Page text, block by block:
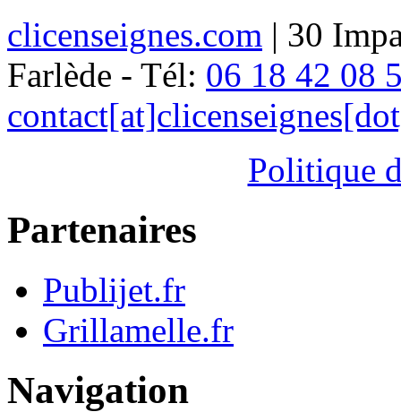
clicenseignes.com | 30
Farlède - Tél: 06 18 42 08
Politique
Partenaires
Publijet.fr
Grillamelle.fr
Navigation